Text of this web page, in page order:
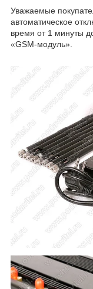
Уважаемые
автоматическое
время от 1 минуты
«GSM-модуль».